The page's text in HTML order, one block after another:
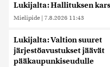
Lukijalta: Hallituksen
Mielipide | 7.8.2026 11:43
Lukijalta: Valtion suuret
järjestöavustukset jäävät
pääkaupunkiseudulle